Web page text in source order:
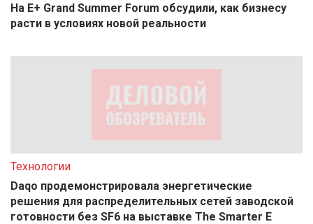
На E+ Grand Summer Forum обсудили, как бизнесу
расти в условиях новой реальности
Технологии
Daqo продемонстрировала энергетические
решения для распределительных сетей заводской
готовности без SF6 на выставке The Smarter E